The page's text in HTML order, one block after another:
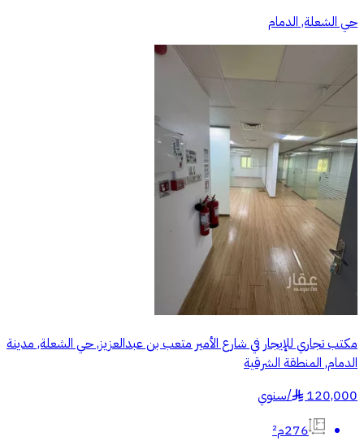
حي الشعلة, الدمام
مكتب تجاري للإيجار في شارع الأمير متعب بن عبدالعزيز, حي الشعلة, مدينة
الدمام, المنطقة الشرقية
120,000
§
/سنوي
276م²